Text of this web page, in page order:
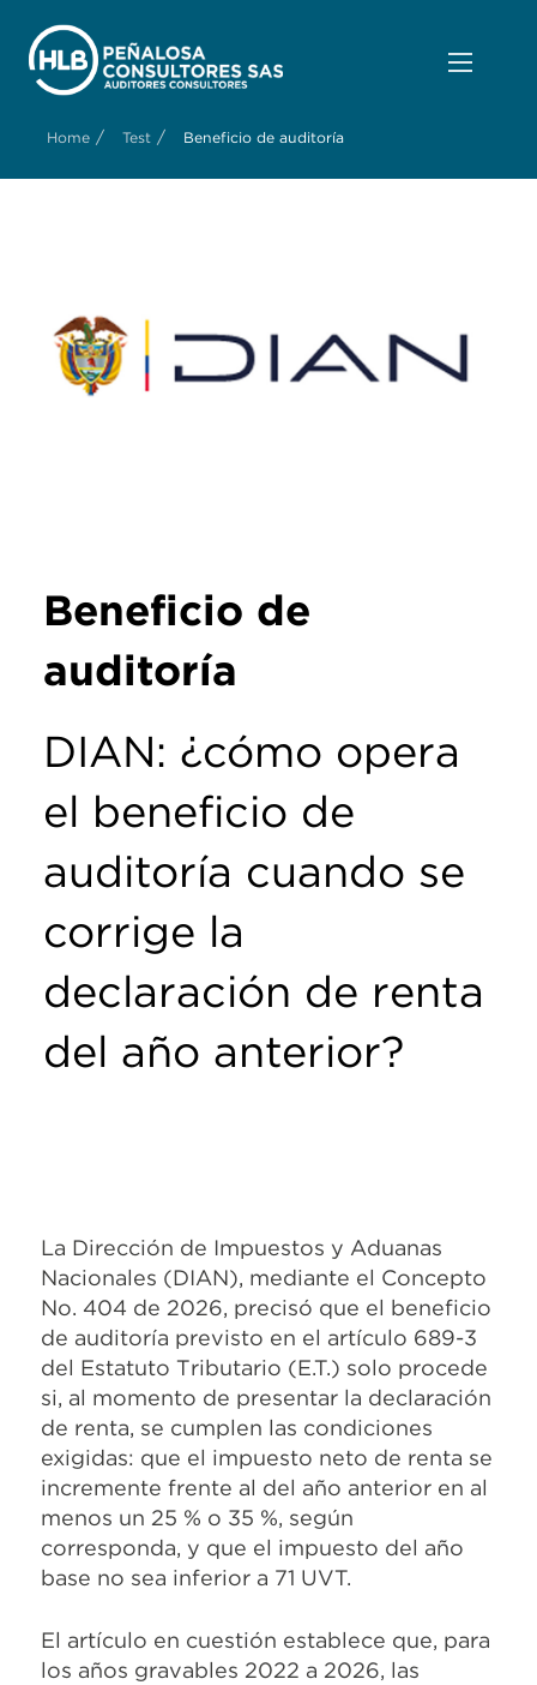
Home / Test / Beneficio de auditoría
Beneficio de
auditoría
DIAN: ¿cómo opera
el beneficio de
auditoría cuando se
corrige la
declaración de renta
del año anterior?
La Dirección de Impuestos y Aduanas
Nacionales (DIAN), mediante el Concepto
No. 404 de 2026, precisó que el beneficio
de auditoría previsto en el artículo 689-3
del Estatuto Tributario (E.T.) solo procede
si, al momento de presentar la declaración
de renta, se cumplen las condiciones
exigidas: que el impuesto neto de renta se
incremente frente al del año anterior en al
menos un 25 % o 35 %, según
corresponda, y que el impuesto del año
base no sea inferior a 71 UVT.
El artículo en cuestión establece que, para
los años gravables 2022 a 2026, las